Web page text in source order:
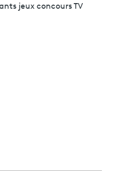
jeux concours TV